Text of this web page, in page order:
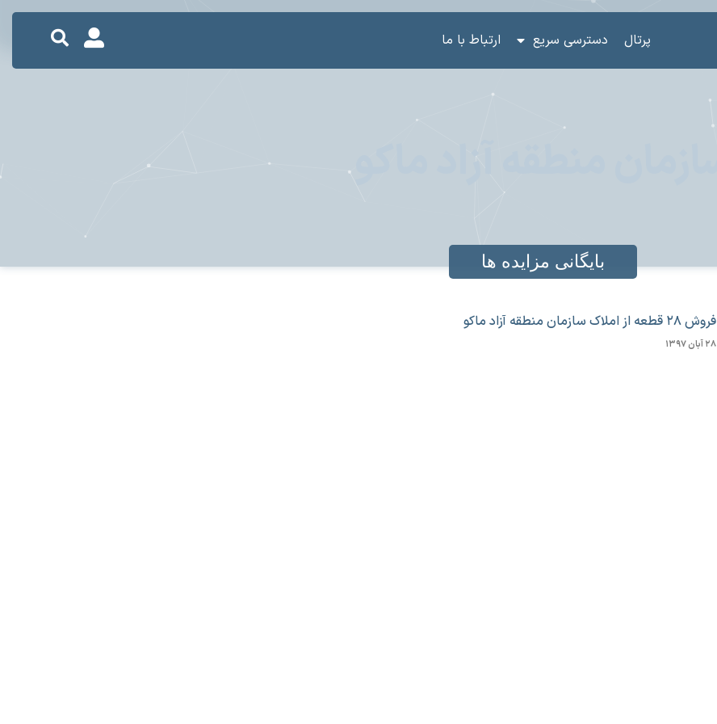
پرتال دسترسی سریع ارتباط با ما
سازمان منطقه آزاد ماکو
بایگانی مزایده ها
فروش ۲۸ قطعه از املاک سازمان منطقه آزاد ماکو
۲۸ آبان ۱۳۹۷